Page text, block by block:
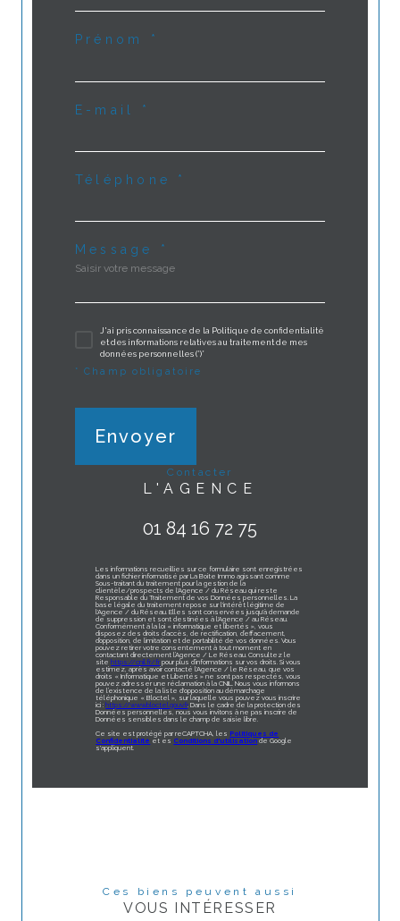
Prénom *
E-mail *
Téléphone *
Message *
J'ai pris connaissance de la Politique de confidentialité
et des informations relatives au traitement de mes
données personnelles (*)*
* Champ obligatoire
Envoyer
contacter
L'AGENCE
01 84 16 72 75
Les informations recueillies sur ce formulaire sont enregistrées
dans un fichier informatisé par La Boite Immo agissant comme
Sous-traitant du traitement pour la gestion de la
clientèle/prospects de l'Agence / du Réseau qui reste
Responsable du Traitement de vos Données personnelles. La
base légale du traitement repose sur l'intérêt légitime de
l'Agence / du Réseau. Elles sont conservées jusqu'à demande
de suppression et sont destinées à l'Agence / au Réseau.
Conformément à la loi « informatique et libertés », vous
disposez des droits d’accès, de rectification, d’effacement,
d’opposition, de limitation et de portabilité de vos données. Vous
pouvez retirer votre consentement à tout moment en
contactant directement l’Agence / Le Réseau. Consultez le
site https://cnil.fr/fr pour plus d’informations sur vos droits. Si vous
estimez, après avoir contacté l'Agence / le Réseau, que vos
droits « Informatique et Libertés » ne sont pas respectés, vous
pouvez adresser une réclamation à la CNIL. Nous vous informons
de l’existence de la liste d'opposition au démarchage
téléphonique « Bloctel », sur laquelle vous pouvez vous inscrire
ici : https://www.bloctel.gouv.fr. Dans le cadre de la protection des
Données personnelles, nous vous invitons à ne pas inscrire de
Données sensibles dans le champ de saisie libre.
Ce site est protégé par reCAPTCHA, les Politiques de
Confidentialité et es Conditions d'utilisation de Google
s'appliquent.
Ces biens peuvent aussi
VOUS INTÉRESSER